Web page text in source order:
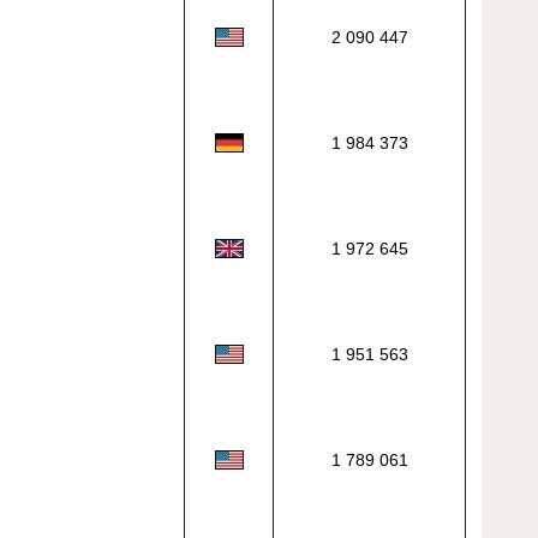
2 090 447
1 984 373
1 972 645
1 951 563
1 789 061